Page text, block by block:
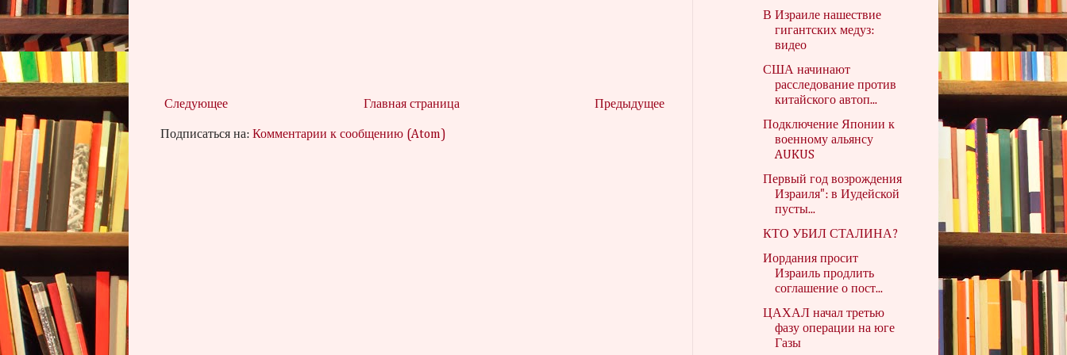
Следующее Предыдущее
Главная страница
Подписаться на: Комментарии к сообщению (Atom)
В Израиле нашествие
гигантских медуз:
видео
США начинают
расследование против
китайского автоп...
Подключение Японии к
военному альянсу
AUKUS
Первый год возрождения
Израиля": в Иудейской
пусты...
КТО УБИЛ СТАЛИНА?
Иордания просит
Израиль продлить
соглашение о пост...
ЦАХАЛ начал третью
фазу операции на юге
Газы